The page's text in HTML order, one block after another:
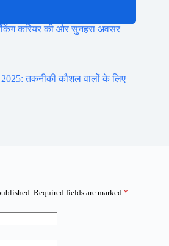
करियर की ओर सुनहरा अवसर
तकनीकी कौशल वालों के लिए
Required fields are marked *